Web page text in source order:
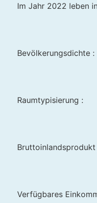
Im Jahr 2022 leben
Bevölkerungsdichte :
Raumtypisierung :
Verfügbares